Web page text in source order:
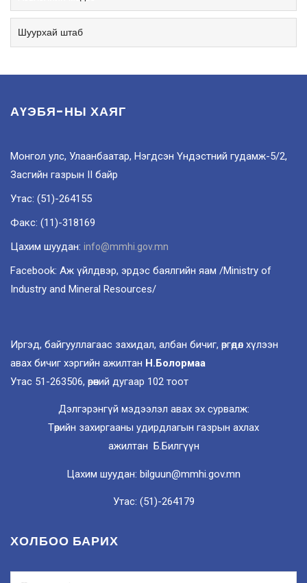
Шуурхай штаб
АҮЭБЯ-НЫ ХАЯГ
Монгол улс, Улаанбаатар, Нэгдсэн Үндэстний гудамж-5/2,
Засгийн газрын II байр
Утас: (51)-264155
Факс: (11)-318169
Цахим шуудан: info@mmhi.gov.mn
Facebook: Аж үйлдвэр, эрдэс баялгийн яам /Ministry of
Industry and Mineral Resources/
Иргэд, байгууллагаас захидал, албан бичиг, өргөдөл хүлээн
авах бичиг хэргийн ажилтан Н.Болормаа
Утас 51-263506, өрөөний дугаар 102 тоот
Дэлгэрэнгүй мэдээлэл авах эх сурвалж:
Төрийн захиргааны удирдлагын газрын ахлах
ажилтан Б.Билгүүн
Цахим шуудан: bilguun@mmhi.gov.mn
Утас: (51)-264179
ХОЛБОО БАРИХ